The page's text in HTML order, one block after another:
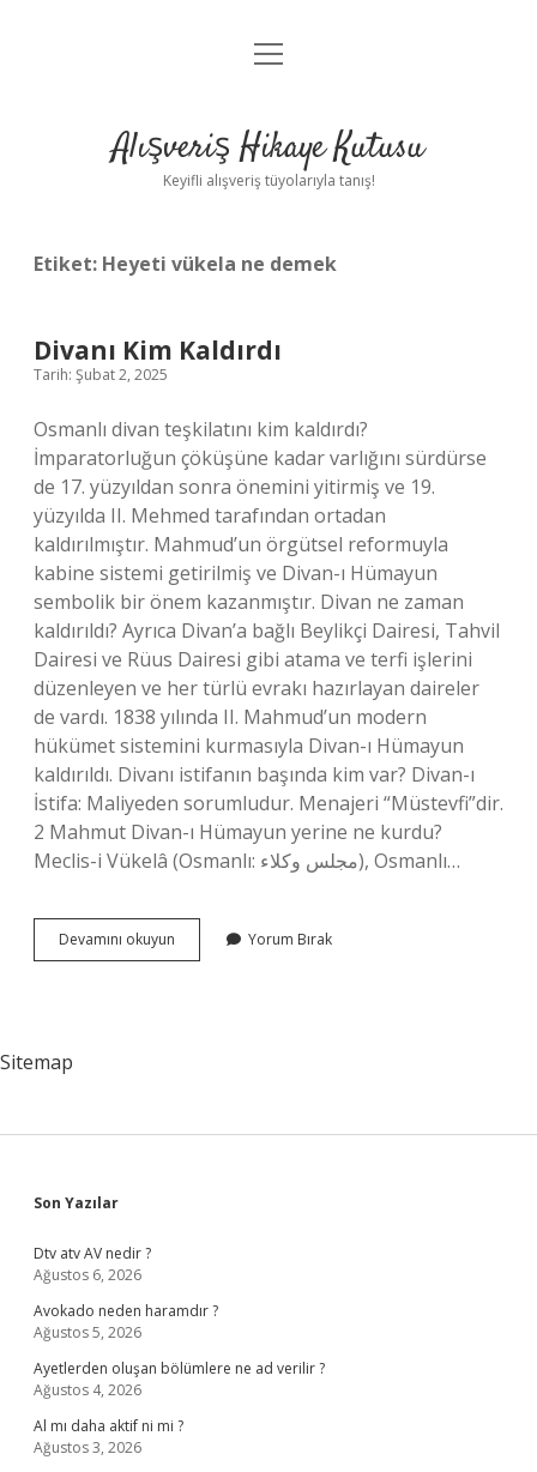
Anasayfa
Yasal Uyarı
menüyü
Alışveriş Hikaye Kutusu
Keyifli alışveriş tüyolarıyla tanış!
Etiket: Heyeti vükela ne demek
Divanı Kim Kaldırdı
Tarih: Şubat 2, 2025
Osmanlı divan teşkilatını kim kaldırdı?
İmparatorluğun çöküşüne kadar varlığını sürdürse
de 17. yüzyıldan sonra önemini yitirmiş ve 19.
yüzyılda II. Mehmed tarafından ortadan
kaldırılmıştır. Mahmud’un örgütsel reformuyla
kabine sistemi getirilmiş ve Divan-ı Hümayun
sembolik bir önem kazanmıştır. Divan ne zaman
kaldırıldı? Ayrıca Divan’a bağlı Beylikçi Dairesi, Tahvil
Dairesi ve Rüus Dairesi gibi atama ve terfi işlerini
düzenleyen ve her türlü evrakı hazırlayan daireler
de vardı. 1838 yılında II. Mahmud’un modern
hükümet sistemini kurmasıyla Divan-ı Hümayun
kaldırıldı. Divanı istifanın başında kim var? Divan-ı
İstifa: Maliyeden sorumludur. Menajeri “Müstevfi”dir.
2 Mahmut Divan-ı Hümayun yerine ne kurdu?
Meclis-i Vükelâ (Osmanlı: مجلس وكلاء), Osmanlı…
Devamını okuyun
Kim
Yorum Bırak
Sitemap
Sidebar
Son Yazılar
Dtv atv AV nedir ?
Ağustos 6, 2026
Avokado neden haramdır ?
Ağustos 5, 2026
Ayetlerden oluşan bölümlere ne ad verilir ?
Ağustos 4, 2026
Al mı daha aktif ni mi ?
Ağustos 3, 2026